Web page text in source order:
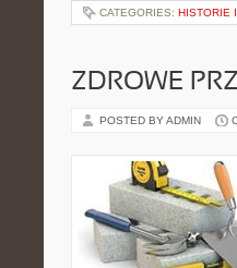
CATEGORIES: HISTORIE
ZDROWE
POSTED BY ADMIN